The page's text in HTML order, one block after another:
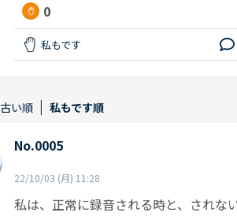
0
私もです
古い順 私もです順
No.0005
22/10/03 (月) 11:28
私は、正常に録音される時と、されな